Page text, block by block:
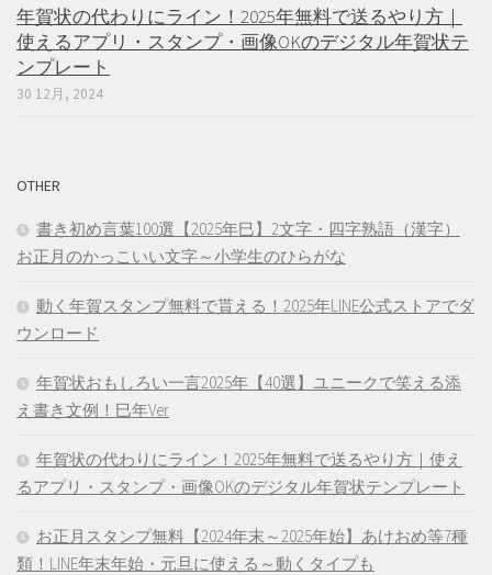
年賀状の代わりにライン！2025年無料で送るやり方｜
使えるアプリ・スタンプ・画像OKのデジタル年賀状テ
ンプレート
30 12月, 2024
OTHER
書き初め言葉100選【2025年巳】2文字・四字熟語（漢字）
お正月のかっこいい文字～小学生のひらがな
動く年賀スタンプ無料で貰える！2025年LINE公式ストアでダ
ウンロード
年賀状おもしろい一言2025年【40選】ユニークで笑える添
え書き文例！巳年Ver
年賀状の代わりにライン！2025年無料で送るやり方｜使え
るアプリ・スタンプ・画像OKのデジタル年賀状テンプレート
お正月スタンプ無料【2024年末～2025年始】あけおめ等7種
類！LINE年末年始・元旦に使える～動くタイプも